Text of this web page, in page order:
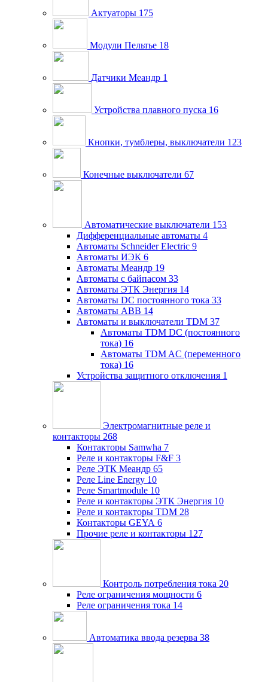
Актуаторы 175
Модули Пельтье 18
Датчики Меандр 1
Устройства плавного пуска 16
Кнопки, тумблеры, выключатели 123
Конечные выключатели 67
Автоматические выключатели 153
Дифференциальные автоматы 4
Автоматы Schneider Electric 9
Автоматы ИЭК 6
Автоматы Меандр 19
Автоматы с байпасом 33
Автоматы ЭТК Энергия 14
Автоматы DC постоянного тока 33
Автоматы ABB 14
Автоматы и выключатели TDM 37
Автоматы TDM DC (постоянного
тока) 16
Автоматы TDM AC (переменного
тока) 16
Устройства защитного отключения 1
Электромагнитные реле и
контакторы 268
Контакторы Samwha 7
Реле и контакторы F&F 3
Реле ЭТК Меандр 65
Реле Line Energy 10
Реле Smartmodule 10
Реле и контакторы ЭТК Энергия 10
Реле и контакторы TDM 28
Контакторы GEYA 6
Прочие реле и контакторы 127
Контроль потребления тока 20
Реле ограничения мощности 6
Реле ограничения тока 14
Автоматика ввода резерва 38